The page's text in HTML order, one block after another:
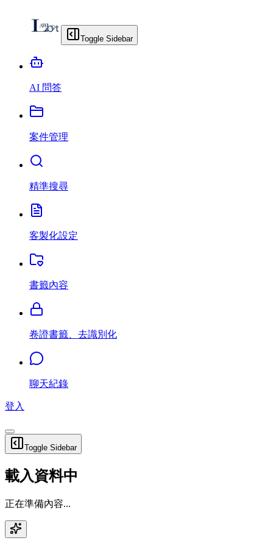
Toggle Sidebar
AI 問答
案件管理
精準搜尋
客製化設定
書籤內容
卷證書籤、去識別化
聊天紀錄
登入
Toggle Sidebar
載入資料中
正在準備內容...